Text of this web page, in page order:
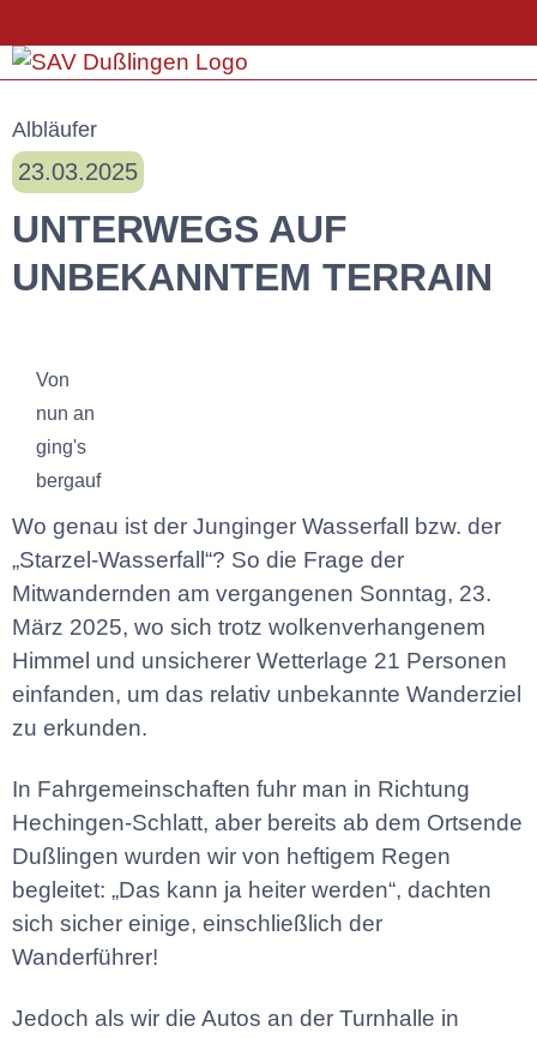
Albläufer
23.03.2025
UNTERWEGS AUF
UNBEKANNTEM TERRAIN
Von
nun an
ging's
bergauf
Wo genau ist der Junginger Wasserfall bzw. der
„Starzel-Wasserfall“? So die Frage der
Mitwandernden am vergangenen Sonntag, 23.
März 2025, wo sich trotz wolkenverhangenem
Himmel und unsicherer Wetterlage 21 Personen
einfanden, um das relativ unbekannte Wanderziel
zu erkunden.
In Fahrgemeinschaften fuhr man in Richtung
Hechingen-Schlatt, aber bereits ab dem Ortsende
Dußlingen wurden wir von heftigem Regen
begleitet: „Das kann ja heiter werden“, dachten
sich sicher einige, einschließlich der
Wanderführer!
Jedoch als wir die Autos an der Turnhalle in